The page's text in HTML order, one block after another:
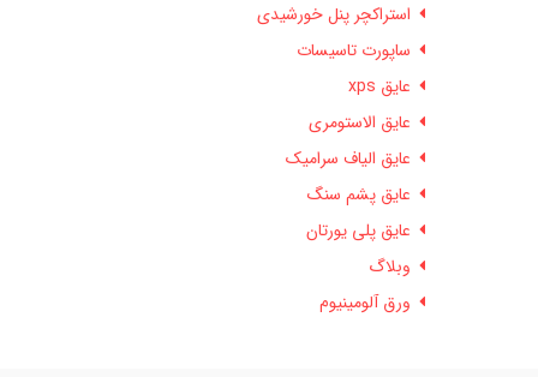
استراکچر پنل خورشیدی
ساپورت تاسیسات
عایق xps
عایق الاستومری
عایق الیاف سرامیک
عایق پشم سنگ
عایق پلی یورتان
وبلاگ
ورق آلومینیوم